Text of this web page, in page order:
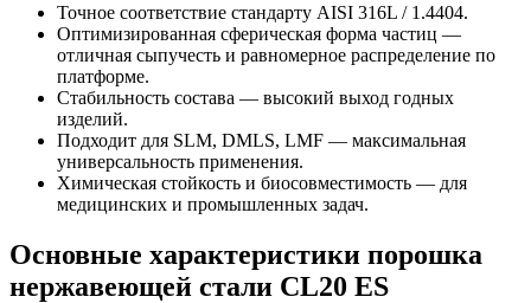
Точное соответствие стандарту AISI 316L / 1.4404.
Оптимизированная сферическая форма частиц —
отличная сыпучесть и равномерное распределение по
платформе.
Стабильность состава — высокий выход годных
изделий.
Подходит для SLM, DMLS, LMF — максимальная
универсальность применения.
Химическая стойкость и биосовместимость — для
медицинских и промышленных задач.
Основные характеристики порошка
нержавеющей стали CL20 ES